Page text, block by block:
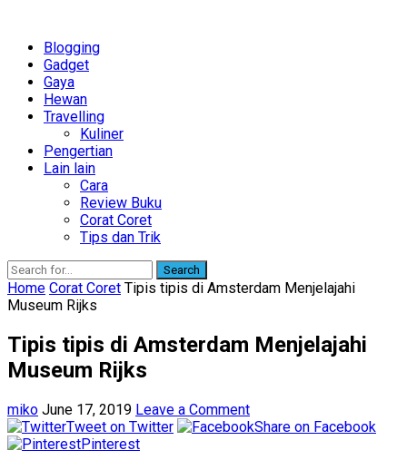
Blogging
Gadget
Gaya
Hewan
Travelling
Kuliner
Pengertian
Lain lain
Cara
Review Buku
Corat Coret
Tips dan Trik
Search
Home Corat Coret Tipis tipis di Amsterdam Menjelajahi
Museum Rijks
Tipis tipis di Amsterdam Menjelajahi
Museum Rijks
miko June 17, 2019 Leave a Comment
Tweet on Twitter
Share on Facebook
Pinterest